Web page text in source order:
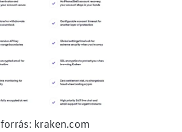
forrás: kraken.com